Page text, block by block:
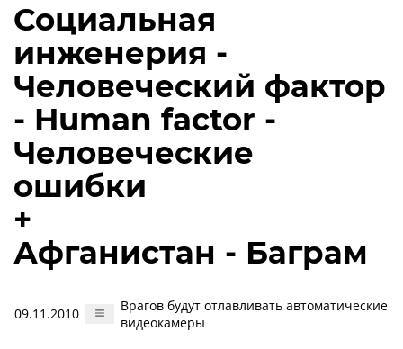
Социальная
инженерия -
Человеческий фактор
- Human factor -
Человеческие
ошибки
+
Афганистан - Баграм
09.11.2010
Врагов будут отлавливать автоматические
видеокамеры